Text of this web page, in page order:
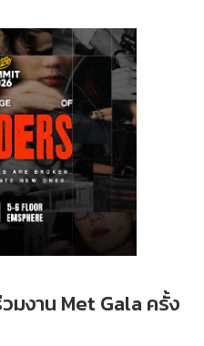
มงาน Met Gala ครั้ง